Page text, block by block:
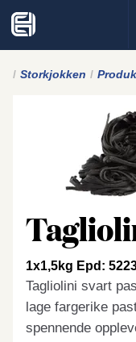
Storkjokken
1x1,5kg Epd:
Tagliolini svart
lage fargerike
spennende